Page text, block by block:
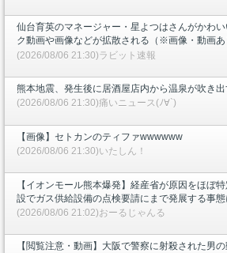
仙台育英のマネージャー・星よつはさんがかわ
ク動画や画像などが拡散される（※画像・動画あ
(2026/08/06 21:30)ラビット速報
熊本地震、発生後に居酒屋店内から温泉が吹き
(2026/08/06 21:30)痛いニュース(ﾉ∀`)
【画像】セトカンのティファwwwwww
(2026/08/06 21:30)いたしん！
【イオンモール熊本爆発】経産省が原因をほぼ
設でガス供給設備の点検要請にまで発展する事態
(2026/08/06 21:02)おーるじゃんる
【閲覧注意・動画】大阪で警察に射殺された男